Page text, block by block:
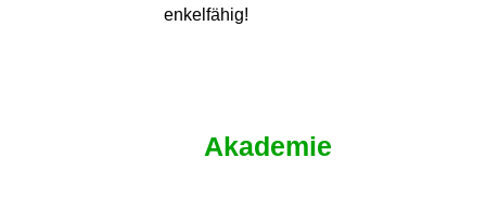
enkelfähig!
Akademie